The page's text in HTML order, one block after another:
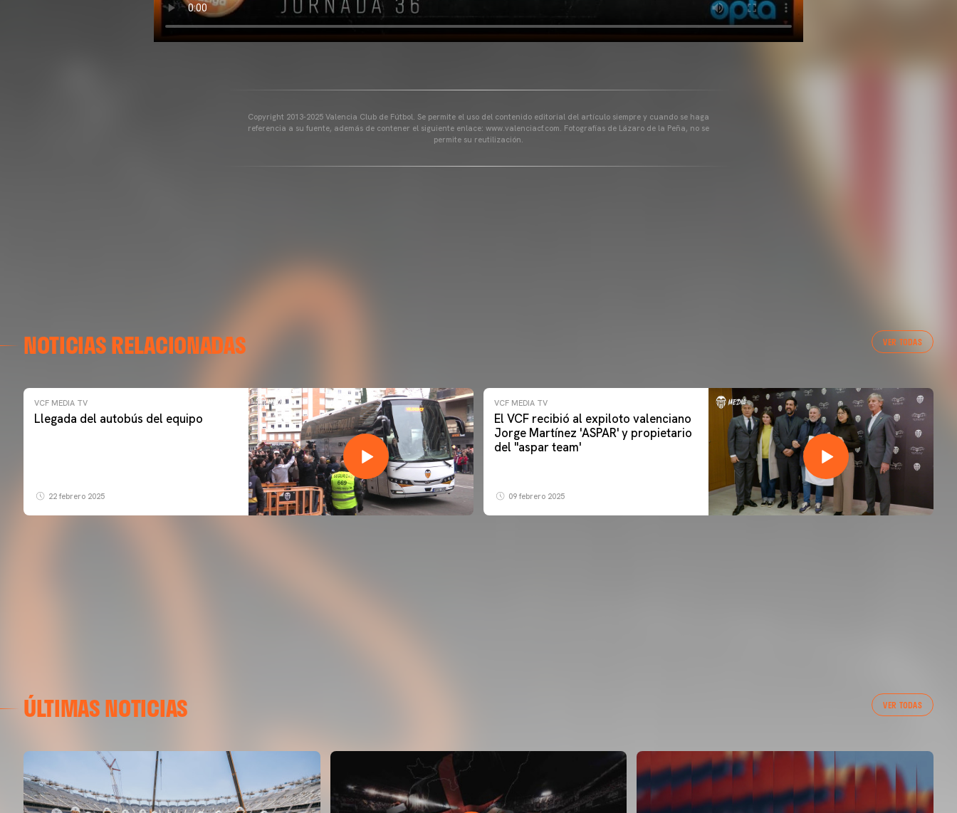
Copyright 2013-2025 Valencia Club de Fútbol. Se permite el uso del contenido editorial del artículo siempre y cuando se haga
referencia a su fuente, además de contener el siguiente enlace: www.valenciacf.com. Fotografías de Lázaro de la Peña, no se
permite su reutilización.
NOTICIAS RELACIONADAS VER TODAS
VCF MEDIA TV
Llegada del autobús del equipo
22 febrero 2025
VCF MEDIA TV
El VCF recibió al expiloto valenciano
Jorge Martínez 'ASPAR' y propietario
del ''aspar team'
09 febrero 2025
ÚLTIMAS NOTICIAS VER TODAS